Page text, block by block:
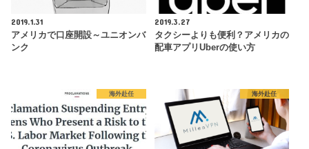
2019.1.31
アメリカで口座開設～ユニオンバ
ンク
2019.3.27
タクシーよりも便利？アメリカの
配車アプリUberの使い方
海外赴任 海外赴任